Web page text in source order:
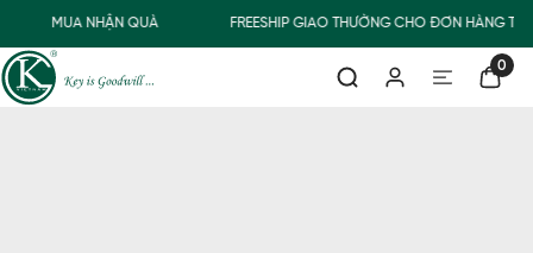
MUA NHẬN QUÀ FREESHIP GIAO THƯỜNG CHO ĐƠN HÀNG
0